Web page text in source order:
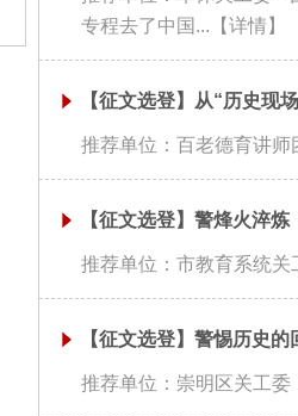
专程去了中国... 【详情】
【征文选登】从“历史现
推荐单位：百老德育讲
【征文选登】警烽火淬
推荐单位：市教育系统
【征文选登】警惕历史
推荐单位：崇明区关工